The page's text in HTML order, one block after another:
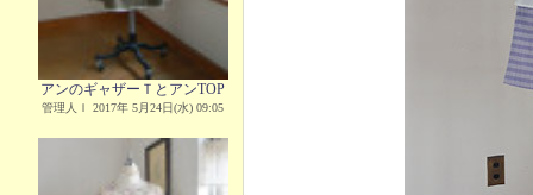
アンのギャザーＴとアンTOP
管理人Ｉ 2017年 5月24日(水) 09:05